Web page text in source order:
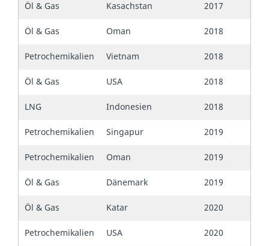
Öl & Gas
Kasachstan
2017
Öl & Gas
Oman
2018
Petrochemikalien
Vietnam
2018
Öl & Gas
USA
2018
LNG
Indonesien
2018
Petrochemikalien
Singapur
2019
Petrochemikalien
Oman
2019
Öl & Gas
Dänemark
2019
Öl & Gas
Katar
2020
Petrochemikalien
USA
2020